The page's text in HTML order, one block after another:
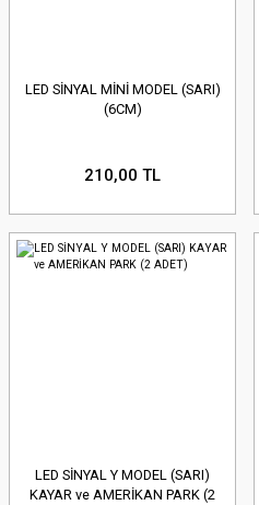
LED SİNYAL MİNİ MODEL (SARI)
(6CM)
210,00 TL
LED SİNYAL Y MODEL (SARI)
KAYAR ve AMERİKAN PARK (2